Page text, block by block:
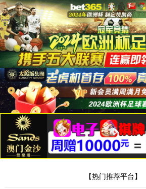
887700葡京线路检侧
抱歉，网页访问失败!
您可以选择尝试以下操作!
 返回首页